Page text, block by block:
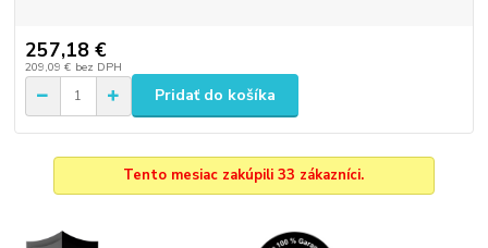
257,18 €
209,09 € bez DPH
Pridať do košíka
Tento mesiac zakúpili 33 zákazníci.